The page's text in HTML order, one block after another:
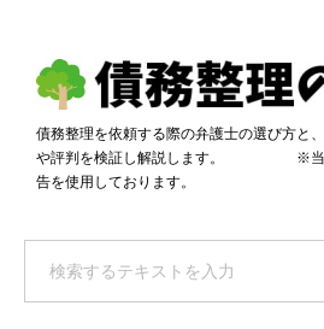
債務整理体験談
おすすめ
料金比較
自己破産・個人再生料金比較
過払い金料金比較
専門家の選び方
料金で選ぶ
債務整理を依頼する際の弁護士の選び方と
や評判を検証し解説します。 ※当サ
告を使用しております。